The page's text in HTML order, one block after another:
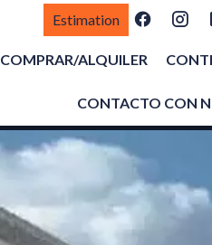
Estimation
COMPRAR/ALQUILER
CONTACTO CON